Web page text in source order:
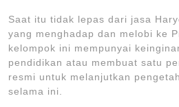
Saat itu tidak lepas dari jasa
yang menghadap dan melobi ke
kelompok ini mempunyai
pendidikan atau membuat satu
resmi untuk melanjutkan
selama ini.